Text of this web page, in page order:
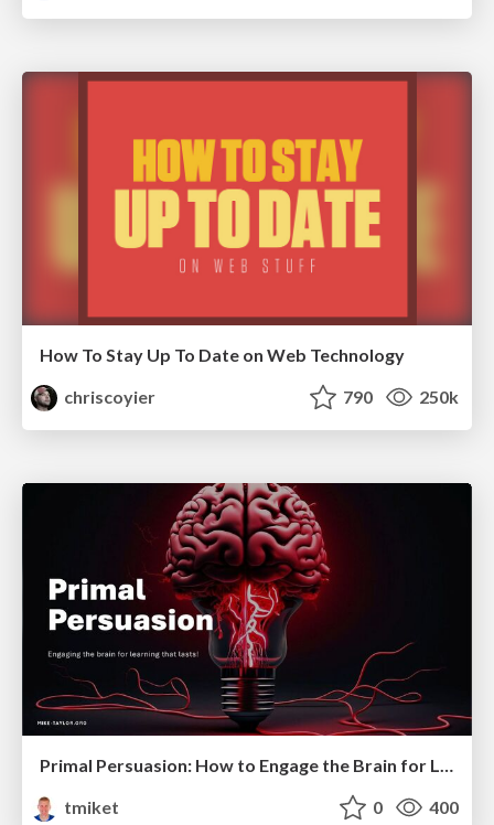
How To Stay Up To Date on Web Technology
chriscoyier
790 250k
Primal Persuasion: How to Engage the Brain for Learning That Lasts
tmiket
0 400